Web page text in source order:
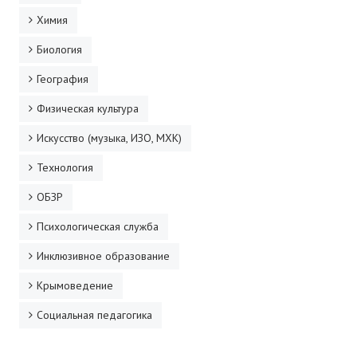
Химия
Биология
География
Физическая культура
Искусство (музыка, ИЗО, МХК)
Технология
ОБЗР
Психологическая служба
Инклюзивное образование
Крымоведение
Социальная педагогика